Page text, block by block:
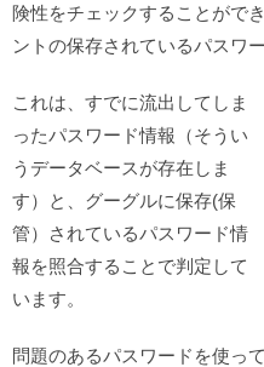
険性をチェックすることがで
ントの保存されているパスワー
これは、すでに流出してしま
ったパスワード情報（そうい
うデータベースが存在しま
す）と、グーグルに保存(保
管）されているパスワード情
報を照合することで判定して
います。
問題のあるパスワードを使っ